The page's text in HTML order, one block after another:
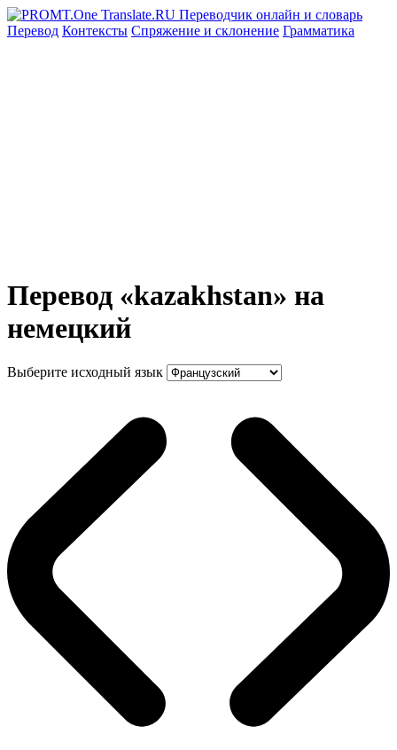
Перевод Контексты Спряжение и склонение Грамматика
Перевод «kazakhstan» на
немецкий
Выберите исходный язык